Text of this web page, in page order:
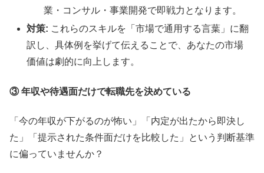
業・コンサル・事業開発で即戦力となります。
対策: これらのスキルを「市場で通用する言葉」に翻
訳し、具体例を挙げて伝えることで、あなたの市場
価値は劇的に向上します。
③ 年収や待遇面だけで転職先を決めている
「今の年収が下がるのが怖い」「内定が出たから即決し
た」「提示された条件面だけを比較した」という判断基準
に偏っていませんか？